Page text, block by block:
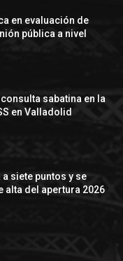
en evaluación de
pública a nivel
sabatina en la
en Valladolid
siete puntos y se
alta del apertura 2026